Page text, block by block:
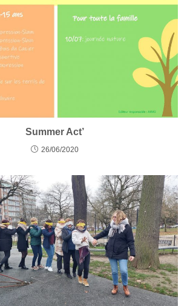
Summer Act’
26/06/2020